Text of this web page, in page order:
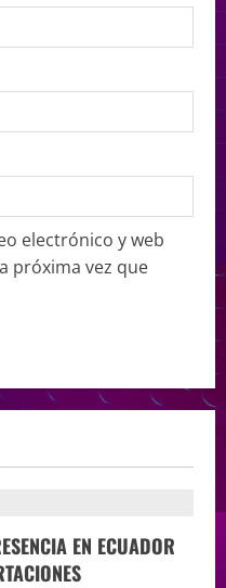
electrónico y web
próxima vez que
EN ECUADOR